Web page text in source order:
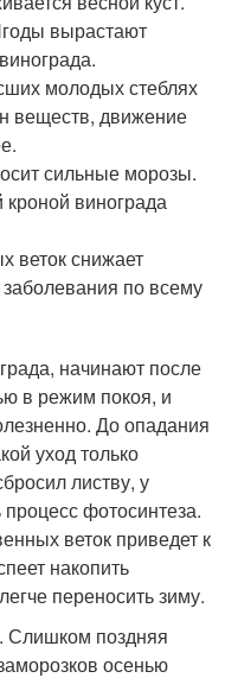
вырастают
молодых стеблях
веществ, движение
сильные морозы.
винограда
веток снижает
по всему
начинают после
в режим покоя, и
До опадания
уход только
листву, у
фотосинтеза.
веток приведет к
накопить
переносить зиму.
Слишком поздняя
осенью